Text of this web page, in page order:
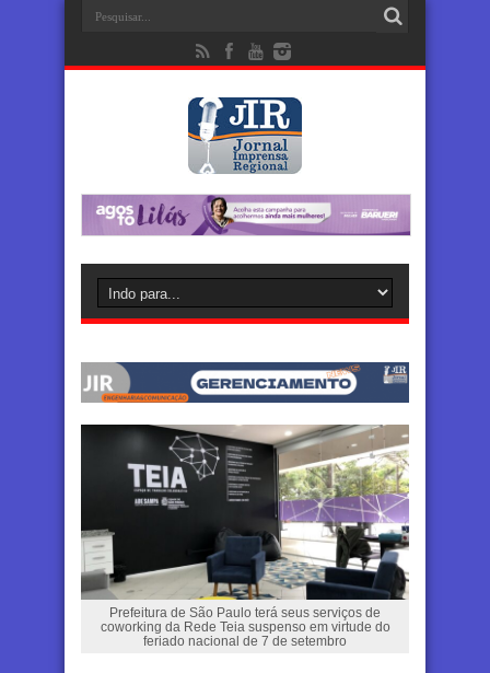
Prefeitura de São Paulo terá seus serviços de
coworking da Rede Teia suspenso em virtude do
feriado nacional de 7 de setembro